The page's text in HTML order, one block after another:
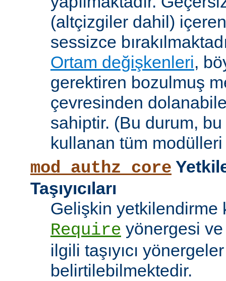
(altçizgiler dahil)
sessizce
Ortam değişkenleri,
gerektiren bozulmuş
çevresinden
sahiptir. (Bu durum,
kullanan tüm
mod_authz_core
Taşıyıcıları
Gelişkin yetkilendirme
Require yönergesi
ilgili taşıyıcı
belirtilebilmektedir.